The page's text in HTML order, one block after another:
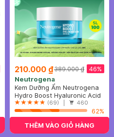
210.000 ₫ 46%
389.000 ₫
Neutrogena
Kem Dưỡng Ẩm Neutrogena
Cấp Nước Cho Da Dầu 50g
Hydro Boost Hyaluronic Acid
Water Gel (69) | 460
62%
THÊM VÀO GIỎ HÀNG